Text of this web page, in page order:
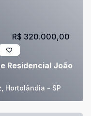
Residencial João
Hortolândia - SP
R$ 320.000,00